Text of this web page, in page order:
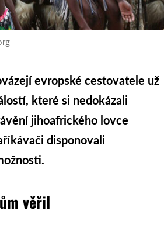
evropské cestovatele už
které si nedokázali
jihoafrického lovce
disponovali
věřil